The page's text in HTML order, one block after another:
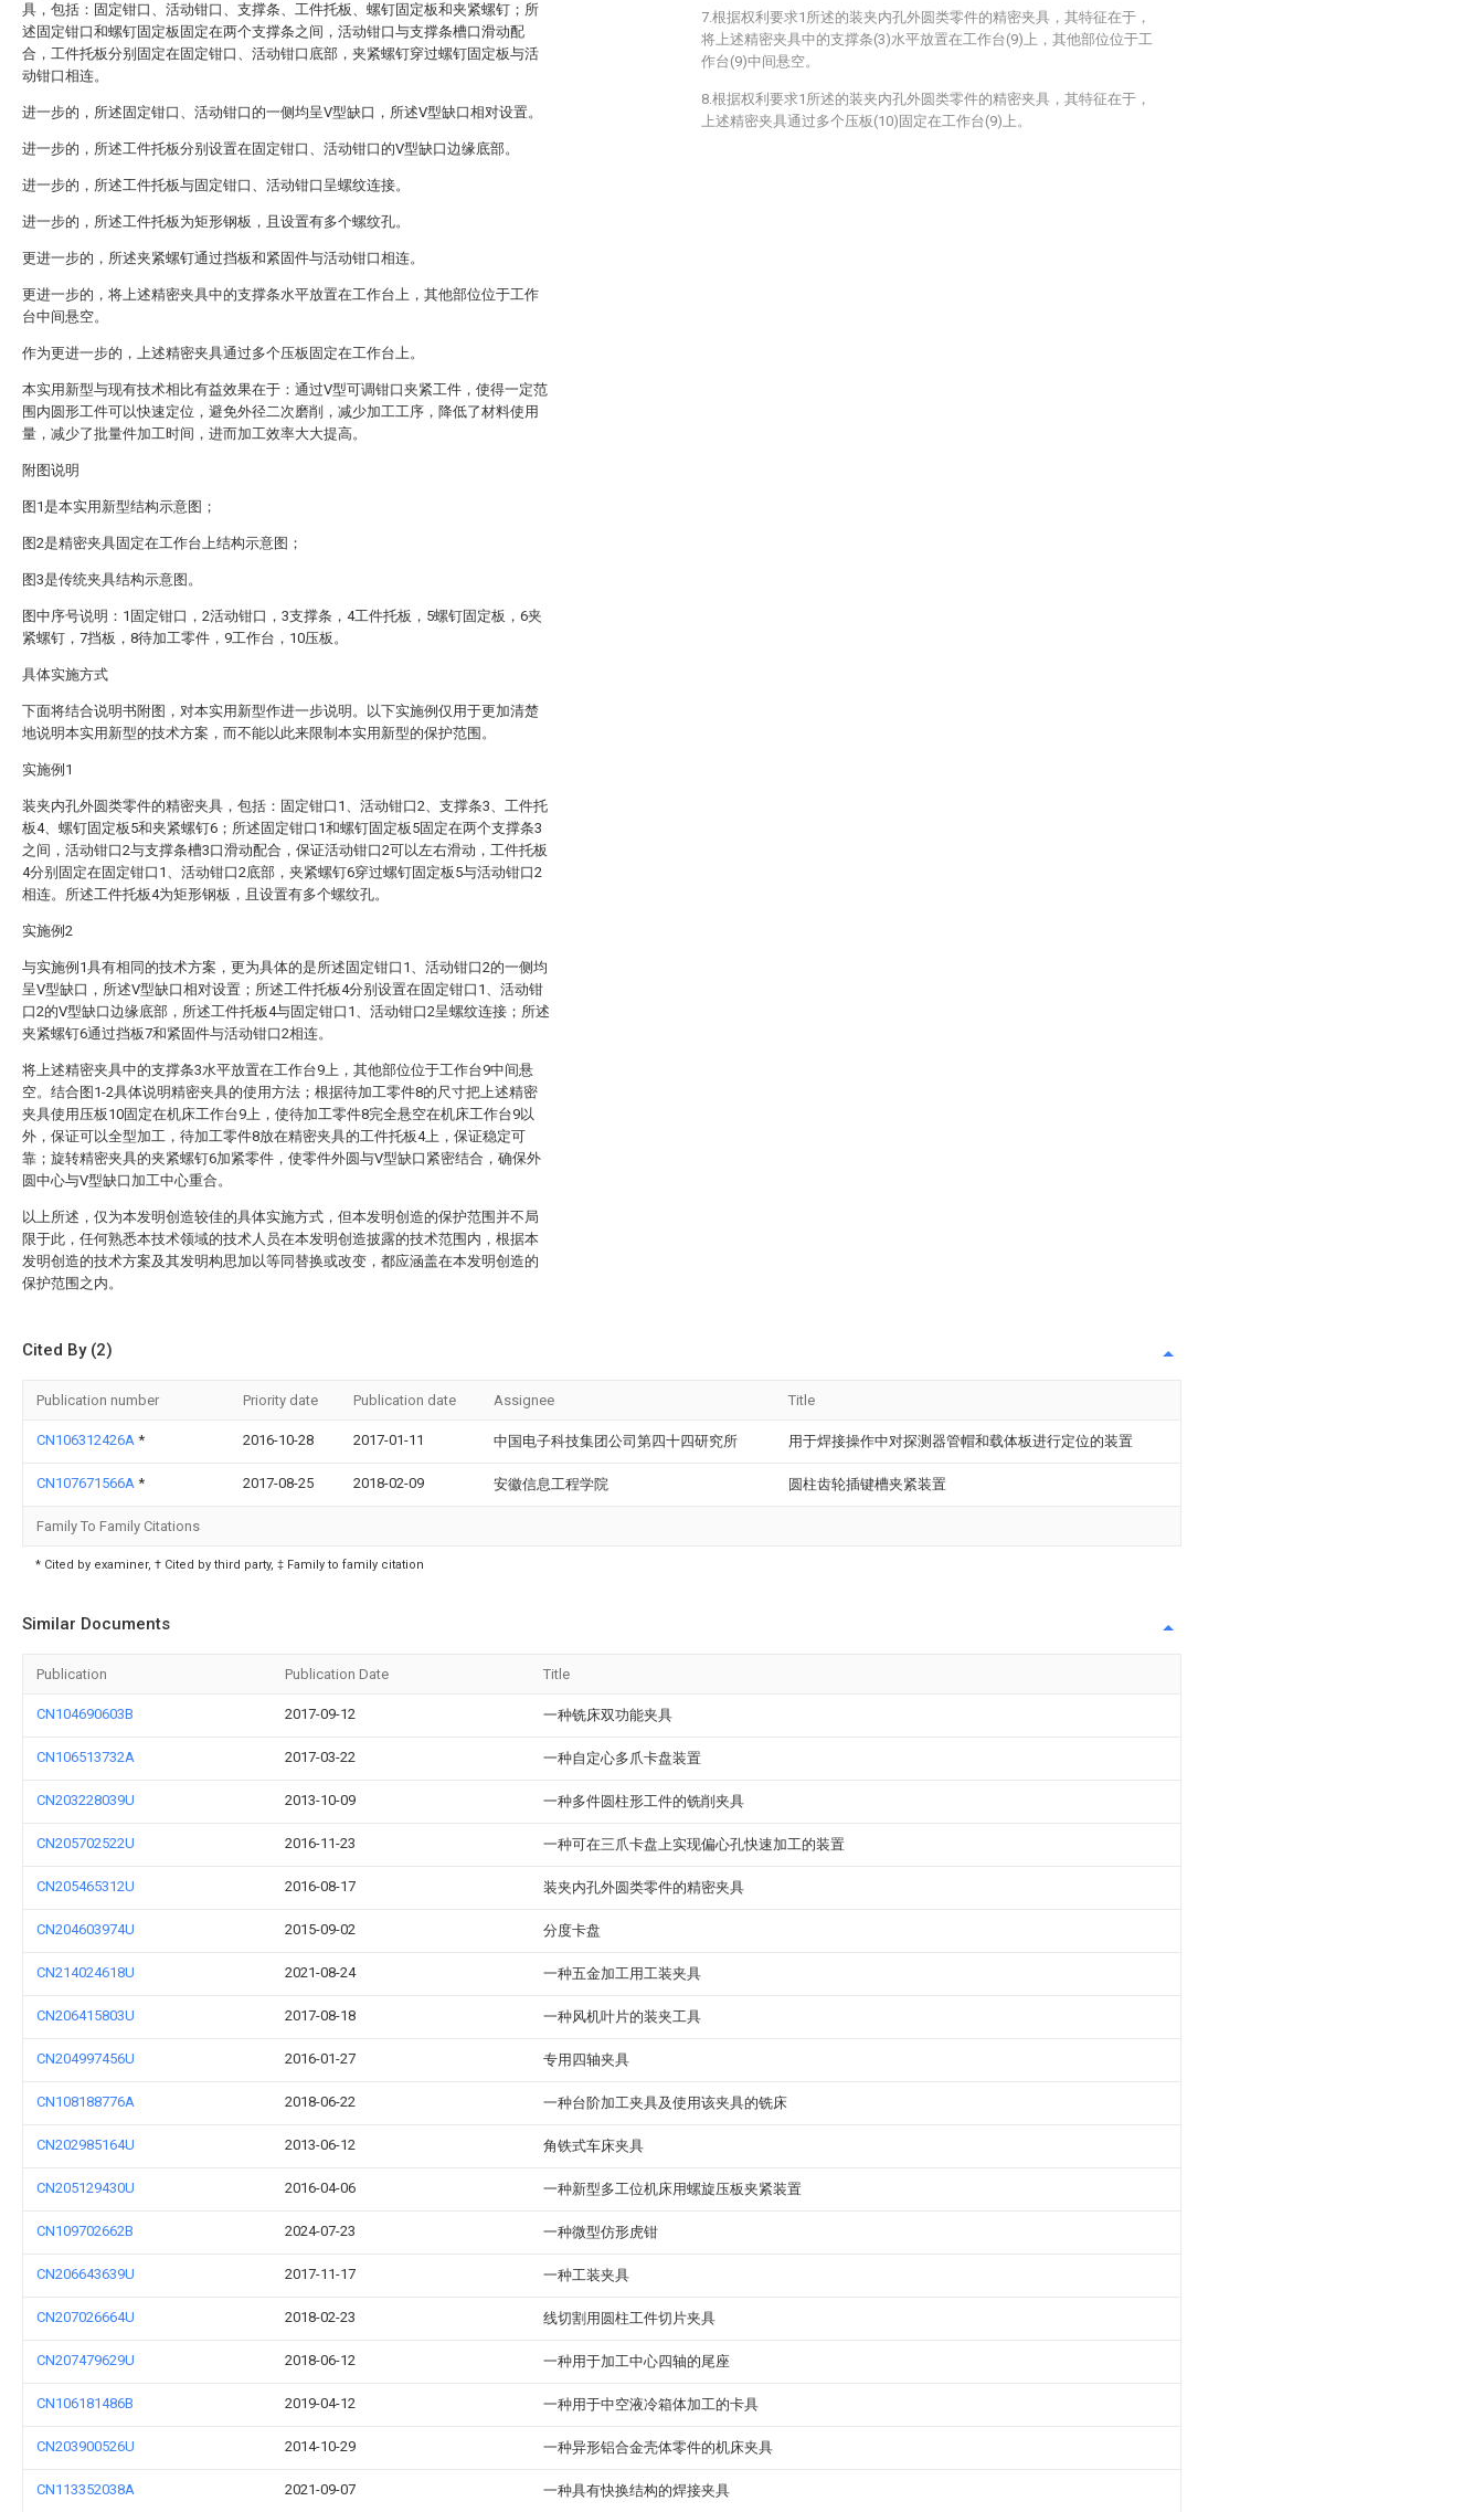
具，包括：固定钳口、活动钳口、支撑条、工件托板、螺钉固定板和夹紧螺钉；所
述固定钳口和螺钉固定板固定在两个支撑条之间，活动钳口与支撑条槽口滑动配
合，工件托板分别固定在固定钳口、活动钳口底部，夹紧螺钉穿过螺钉固定板与活
动钳口相连。
进一步的，所述固定钳口、活动钳口的一侧均呈V型缺口，所述V型缺口相对设置。
进一步的，所述工件托板分别设置在固定钳口、活动钳口的V型缺口边缘底部。
进一步的，所述工件托板与固定钳口、活动钳口呈螺纹连接。
进一步的，所述工件托板为矩形钢板，且设置有多个螺纹孔。
更进一步的，所述夹紧螺钉通过挡板和紧固件与活动钳口相连。
更进一步的，将上述精密夹具中的支撑条水平放置在工作台上，其他部位位于工作
台中间悬空。
作为更进一步的，上述精密夹具通过多个压板固定在工作台上。
本实用新型与现有技术相比有益效果在于：通过V型可调钳口夹紧工件，使得一定范
围内圆形工件可以快速定位，避免外径二次磨削，减少加工工序，降低了材料使用
量，减少了批量件加工时间，进而加工效率大大提高。
附图说明
图1是本实用新型结构示意图；
图2是精密夹具固定在工作台上结构示意图；
图3是传统夹具结构示意图。
图中序号说明：1固定钳口，2活动钳口，3支撑条，4工件托板，5螺钉固定板，6夹
紧螺钉，7挡板，8待加工零件，9工作台，10压板。
具体实施方式
下面将结合说明书附图，对本实用新型作进一步说明。以下实施例仅用于更加清楚
地说明本实用新型的技术方案，而不能以此来限制本实用新型的保护范围。
实施例1
装夹内孔外圆类零件的精密夹具，包括：固定钳口1、活动钳口2、支撑条3、工件托
板4、螺钉固定板5和夹紧螺钉6；所述固定钳口1和螺钉固定板5固定在两个支撑条3
之间，活动钳口2与支撑条槽3口滑动配合，保证活动钳口2可以左右滑动，工件托板
4分别固定在固定钳口1、活动钳口2底部，夹紧螺钉6穿过螺钉固定板5与活动钳口2
相连。所述工件托板4为矩形钢板，且设置有多个螺纹孔。
实施例2
与实施例1具有相同的技术方案，更为具体的是所述固定钳口1、活动钳口2的一侧均
呈V型缺口，所述V型缺口相对设置；所述工件托板4分别设置在固定钳口1、活动钳
口2的V型缺口边缘底部，所述工件托板4与固定钳口1、活动钳口2呈螺纹连接；所述
夹紧螺钉6通过挡板7和紧固件与活动钳口2相连。
将上述精密夹具中的支撑条3水平放置在工作台9上，其他部位位于工作台9中间悬
空。结合图1-2具体说明精密夹具的使用方法；根据待加工零件8的尺寸把上述精密
夹具使用压板10固定在机床工作台9上，使待加工零件8完全悬空在机床工作台9以
外，保证可以全型加工，待加工零件8放在精密夹具的工件托板4上，保证稳定可
靠；旋转精密夹具的夹紧螺钉6加紧零件，使零件外圆与V型缺口紧密结合，确保外
圆中心与V型缺口加工中心重合。
以上所述，仅为本发明创造较佳的具体实施方式，但本发明创造的保护范围并不局
限于此，任何熟悉本技术领域的技术人员在本发明创造披露的技术范围内，根据本
发明创造的技术方案及其发明构思加以等同替换或改变，都应涵盖在本发明创造的
保护范围之内。
7.根据权利要求1所述的装夹内孔外圆类零件的精密夹具，其特征在于，
将上述精密夹具中的支撑条(3)水平放置在工作台(9)上，其他部位位于工
作台(9)中间悬空。
8.根据权利要求1所述的装夹内孔外圆类零件的精密夹具，其特征在于，
上述精密夹具通过多个压板(10)固定在工作台(9)上。
Cited By (2)
Publication number Priority date Publication date Assignee Title
CN106312426A * 2016-10-28 2017-01-11 中国电子科技集团公司第四十四研究所 用于焊接操作中对探测器管帽和载体板进行定位的装置
CN107671566A * 2017-08-25 2018-02-09 安徽信息工程学院 圆柱齿轮插键槽夹紧装置
Family To Family Citations
* Cited by examiner, † Cited by third party, ‡ Family to family citation
Similar Documents
Publication Publication Date Title
CN104690603B 2017-09-12 一种铣床双功能夹具
CN106513732A 2017-03-22 一种自定心多爪卡盘装置
CN203228039U 2013-10-09 一种多件圆柱形工件的铣削夹具
CN205702522U 2016-11-23 一种可在三爪卡盘上实现偏心孔快速加工的装置
CN205465312U 2016-08-17 装夹内孔外圆类零件的精密夹具
CN204603974U 2015-09-02 分度卡盘
CN214024618U 2021-08-24 一种五金加工用工装夹具
CN206415803U 2017-08-18 一种风机叶片的装夹工具
CN204997456U 2016-01-27 专用四轴夹具
CN108188776A 2018-06-22 一种台阶加工夹具及使用该夹具的铣床
CN202985164U 2013-06-12 角铁式车床夹具
CN205129430U 2016-04-06 一种新型多工位机床用螺旋压板夹紧装置
CN109702662B 2024-07-23 一种微型仿形虎钳
CN206643639U 2017-11-17 一种工装夹具
CN207026664U 2018-02-23 线切割用圆柱工件切片夹具
CN207479629U 2018-06-12 一种用于加工中心四轴的尾座
CN106181486B 2019-04-12 一种用于中空液冷箱体加工的卡具
CN203900526U 2014-10-29 一种异形铝合金壳体零件的机床夹具
CN113352038A 2021-09-07 一种具有快换结构的焊接夹具